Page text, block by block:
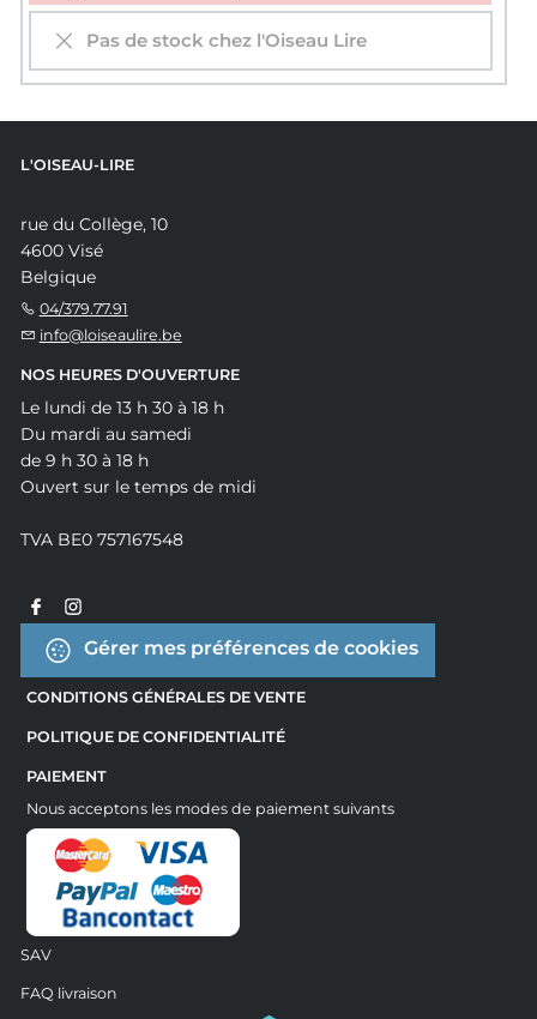
Pas de stock chez l'Oiseau Lire
L'OISEAU-LIRE
rue du Collège, 10
4600 Visé
Belgique
04/379.77.91
info@loiseaulire.be
NOS HEURES D'OUVERTURE
Le lundi de 13 h 30 à 18 h
Du mardi au samedi
de 9 h 30 à 18 h
Ouvert sur le temps de midi
TVA BE0 757167548
Gérer mes préférences de cookies
CONDITIONS GÉNÉRALES DE VENTE
POLITIQUE DE CONFIDENTIALITÉ
PAIEMENT
Nous acceptons les modes de paiement suivants
SAV
FAQ livraison